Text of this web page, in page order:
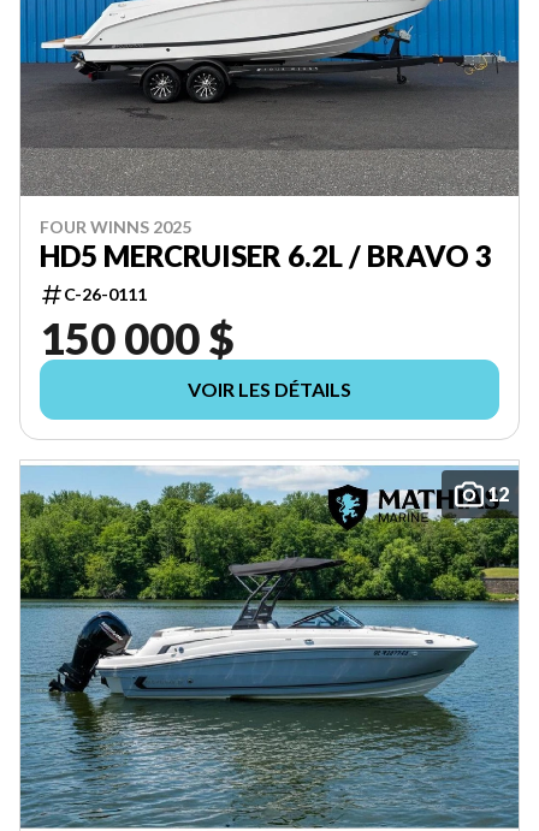
FOUR WINNS 2025
HD5 MERCRUISER 6.2L / BRAVO 3
C-26-0111
150 000 $
VOIR LES DÉTAILS
12